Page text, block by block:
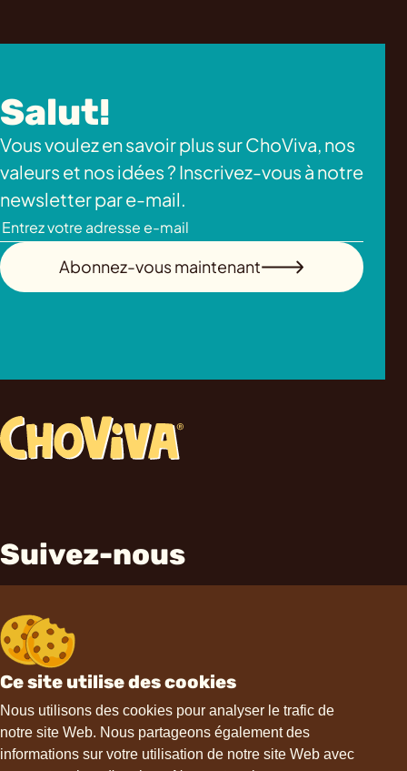
Ce site utilise des cookies
Nous utilisons des cookies pour analyser le trafic de
notre site Web. Nous partageons également des
informations sur votre utilisation de notre site Web avec
Salut!
Vous voulez en savoir plus sur ChoViva, nos
valeurs et nos idées ? Inscrivez-vous à notre
newsletter par e-mail.
Abonnez-vous maintenant
Suivez-nous
Contact
hello@choviva.com